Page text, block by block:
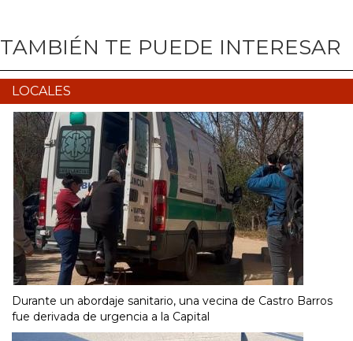
TAMBIÉN TE PUEDE INTERESAR
LOCALES
Durante un abordaje sanitario, una vecina de Castro Barros
fue derivada de urgencia a la Capital